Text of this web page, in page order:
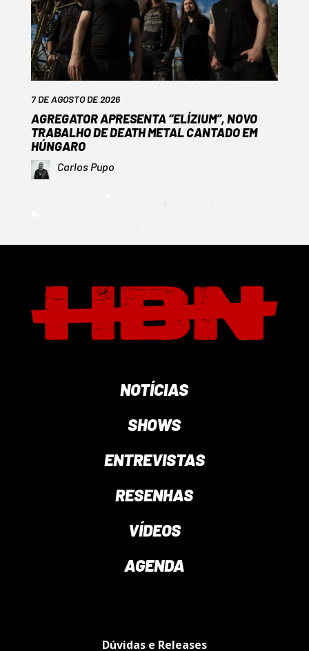
7 DE AGOSTO DE 2026
AGREGATOR APRESENTA “ELÍZIUM”, NOVO
TRABALHO DE DEATH METAL CANTADO EM
HÚNGARO
Carlos Pupo
NOTÍCIAS
SHOWS
ENTREVISTAS
RESENHAS
VÍDEOS
AGENDA
Dúvidas e Releases